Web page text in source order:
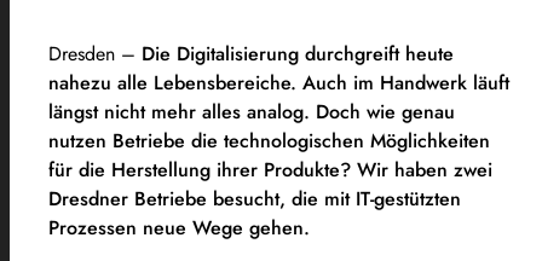
Dresden – Die Digitalisierung durchgreift heute
nahezu alle Lebensbereiche. Auch im Handwerk läuft
längst nicht mehr alles analog. Doch wie genau
nutzen Betriebe die technologischen Möglichkeiten
für die Herstellung ihrer Produkte? Wir haben zwei
Dresdner Betriebe besucht, die mit IT-gestützten
Prozessen neue Wege gehen.